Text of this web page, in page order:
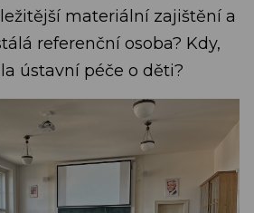
materiální zajištění a
referenční osoba? Kdy,
ústavní péče o děti?